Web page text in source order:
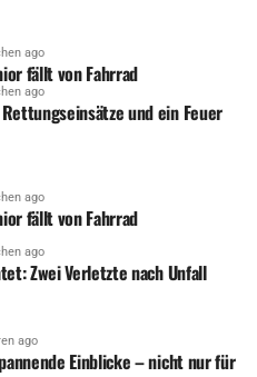
ago
fällt von Fahrrad
ago
und ein Feuer
ago
fällt von Fahrrad
ago
Zwei Verletzte nach Unfall
ago
Einblicke – nicht nur für